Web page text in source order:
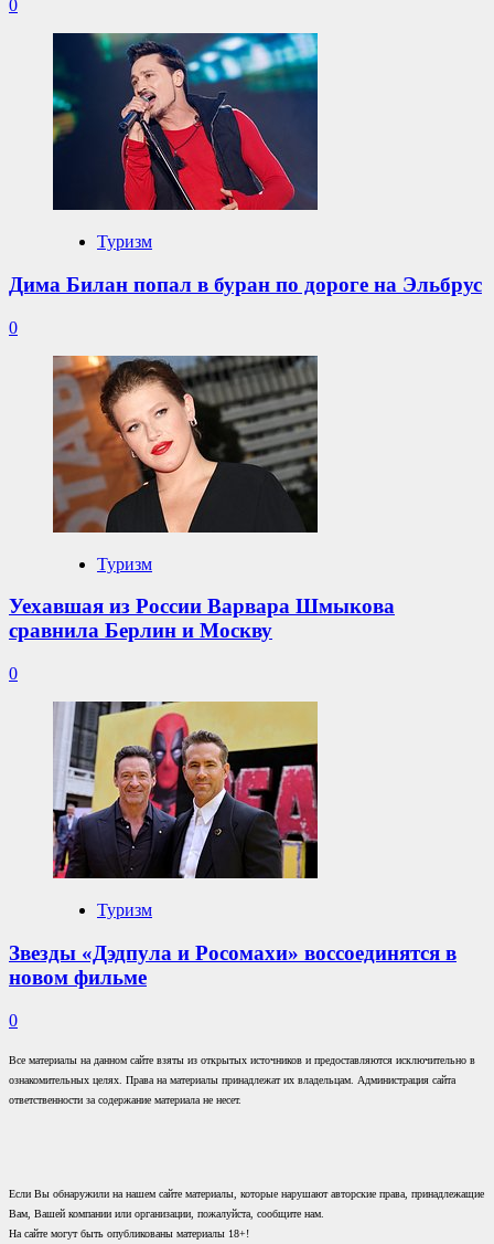
0
Туризм
Дима Билан попал в буран по дороге на Эльбрус
0
Туризм
Уехавшая из России Варвара Шмыкова
сравнила Берлин и Москву
0
Туризм
Звезды «Дэдпула и Росомахи» воссоединятся в
новом фильме
0
Все материалы на данном сайте взяты из открытых источников и предоставляются исключительно в
ознакомительных целях. Права на материалы принадлежат их владельцам. Администрация сайта
ответственности за содержание материала не несет.
Если Вы обнаружили на нашем сайте материалы, которые нарушают авторские права, принадлежащие
Вам, Вашей компании или организации, пожалуйста, сообщите нам.
На сайте могут быть опубликованы материалы 18+!